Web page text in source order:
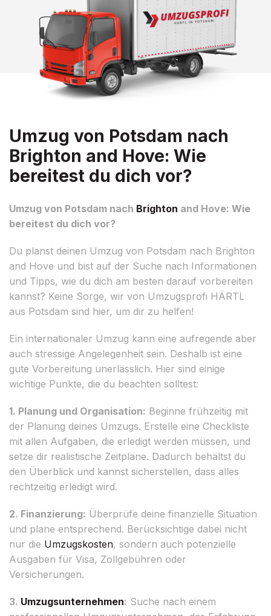
Umzug von Potsdam nach
Brighton and Hove: Wie
bereitest du dich vor?
Umzug von Potsdam nach Brighton and Hove: Wie
bereitest du dich vor?
Du planst deinen Umzug von Potsdam nach Brighton
and Hove und bist auf der Suche nach Informationen
und Tipps, wie du dich am besten darauf vorbereiten
kannst? Keine Sorge, wir von Umzugsprofi HÄRTL
aus Potsdam sind hier, um dir zu helfen!
Ein internationaler Umzug kann eine aufregende aber
auch stressige Angelegenheit sein. Deshalb ist eine
gute Vorbereitung unerlässlich. Hier sind einige
wichtige Punkte, die du beachten solltest:
1. Planung und Organisation: Beginne frühzeitig mit
der Planung deines Umzugs. Erstelle eine Checkliste
mit allen Aufgaben, die erledigt werden müssen, und
setze dir realistische Zeitpläne. Dadurch behältst du
den Überblick und kannst sicherstellen, dass alles
rechtzeitig erledigt wird.
2. Finanzierung: Überprüfe deine finanzielle Situation
und plane entsprechend. Berücksichtige dabei nicht
nur die Umzugskosten, sondern auch potenzielle
Ausgaben für Visa, Zollgebühren oder
Versicherungen.
3. Umzugsunternehmen: Suche nach einem